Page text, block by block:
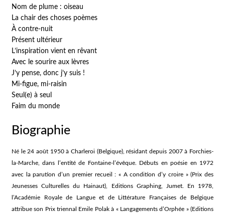
Nom de plume : oiseau
La chair des choses poèmes
À contre-nuit
Présent ultérieur
L’inspiration vient en rêvant
Avec le sourire aux lèvres
J’y pense, donc j’y suis !
Mi-figue, mi-raisin
Seul(e) à seul
Faim du monde
Biographie
Né le 24 août 1950 à Charleroi (Belgique), résidant depuis 2007 à Forchies-
la-Marche, dans l’entité de Fontaine-l’évêque. Débuts en poésie en 1972
avec la parution d’un premier recueil : « A condition d’y croire » (Prix des
Jeunesses Culturelles du Hainaut), Editions Graphing, Jumet. En 1978,
l’Académie Royale de Langue et de Littérature Françaises de Belgique
attribue son Prix triennal Emile Polak à « Langagements d’Orphée » (Editions